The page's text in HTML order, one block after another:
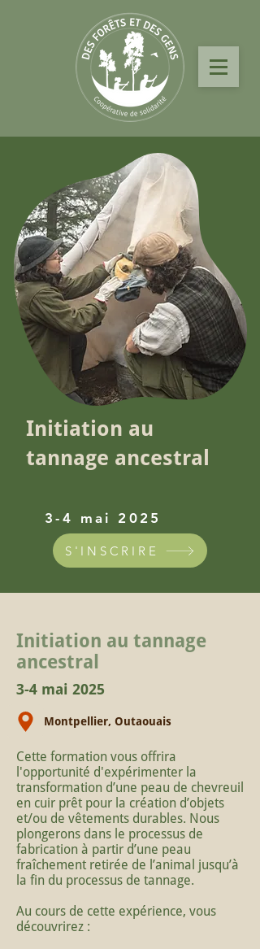
Initiation au
tannage ancestral
3-4 mai 2025
S'INSCRIRE
Initiation au tannage
ancestral
3-4 mai 2025
Montpellier, Outaouais
Cette formation vous offrira
l'opportunité d'expérimenter la
transformation d’une peau de chevreuil
en cuir prêt pour la création d’objets
et/ou de vêtements durables. Nous
plongerons dans le processus de
fabrication à partir d’une peau
fraîchement retirée de l’animal jusqu’à
la fin du processus de tannage.
Au cours de cette expérience, vous
découvrirez :